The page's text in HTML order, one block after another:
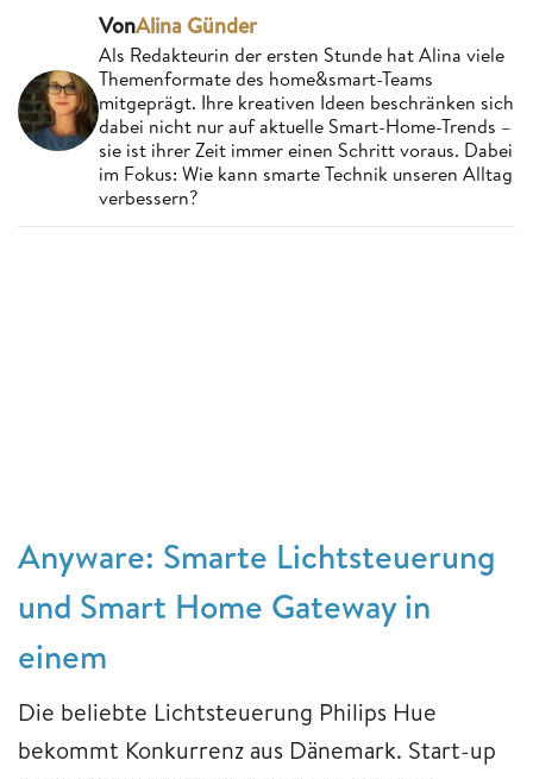
VonAlina Günder
Als Redakteurin der ersten Stunde hat Alina viele
Themenformate des home&smart-Teams
mitgeprägt. Ihre kreativen Ideen beschränken sich
dabei nicht nur auf aktuelle Smart-Home-Trends –
sie ist ihrer Zeit immer einen Schritt voraus. Dabei
im Fokus: Wie kann smarte Technik unseren Alltag
verbessern?
Anyware: Smarte Lichtsteuerung
und Smart Home Gateway in
einem
Die beliebte Lichtsteuerung Philips Hue
bekommt Konkurrenz aus Dänemark. Start-up